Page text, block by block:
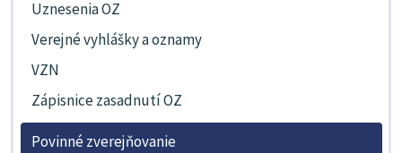
Uznesenia OZ
Verejné vyhlášky a oznamy
VZN
Zápisnice zasadnutí OZ
Povinné zverejňovanie